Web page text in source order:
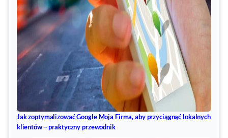
Jak zoptymalizować Google Moja Firma, aby przyciągnąć lokalnych
klientów – praktyczny przewodnik